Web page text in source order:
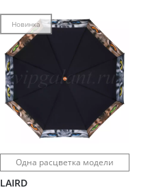
Новинка
Одна расцветка модели
LAIRD